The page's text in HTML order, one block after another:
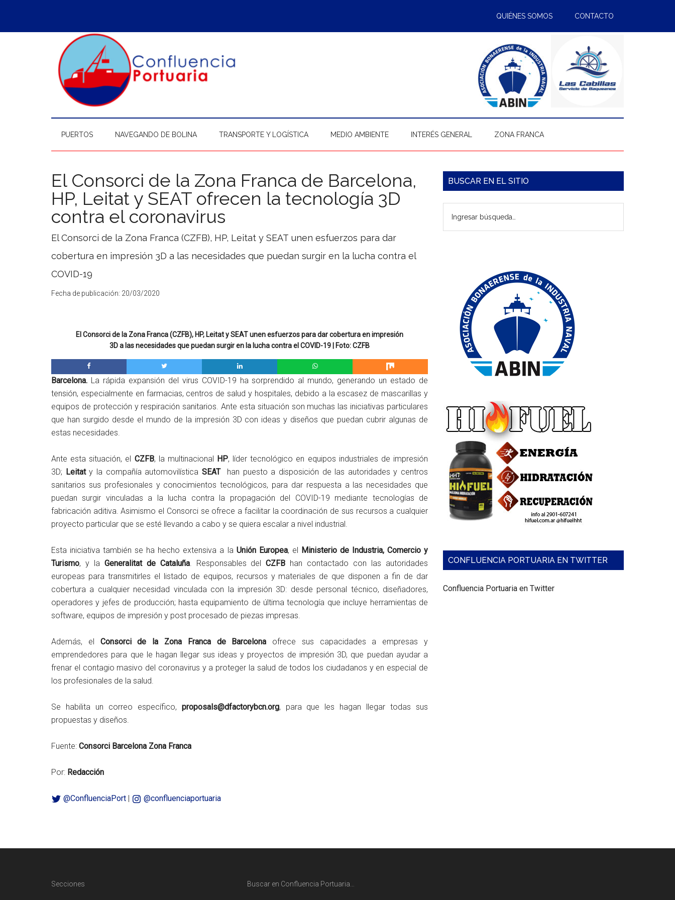
contenido
secondary
la
pie
QUIÉNES SOMOS CONTACTO
PUERTOS NAVEGANDO DE BOLINA TRANSPORTE Y LOGÍSTICA MEDIO AMBIENTE INTERÉS GENERAL ZONA FRANCA
El Consorci de la Zona Franca de Barcelona,
HP, Leitat y SEAT ofrecen la tecnología 3D
contra el coronavirus
El Consorci de la Zona Franca (CZFB), HP, Leitat y SEAT unen esfuerzos para dar
cobertura en impresión 3D a las necesidades que puedan surgir en la lucha contra el
COVID-19
Fecha de publicación: 20/03/2020
El Consorci de la Zona Franca (CZFB), HP, Leitat y SEAT unen esfuerzos para dar cobertura en impresión
3D a las necesidades que puedan surgir en la lucha contra el COVID-19 | Foto: CZFB
Barcelona. La rápida expansión del virus COVID-19 ha sorprendido al mundo, generando un estado de
tensión, especialmente en farmacias, centros de salud y hospitales, debido a la escasez de mascarillas y
equipos de protección y respiración sanitarios. Ante esta situación son muchas las iniciativas particulares
que han surgido desde el mundo de la impresión 3D con ideas y diseños que puedan cubrir algunas de
estas necesidades.
Ante esta situación, el CZFB, la multinacional HP, líder tecnológico en equipos industriales de impresión
3D; Leitaty la compañía automovilística SEAThan puesto a disposición de las autoridades y centros
sanitarios sus profesionales y conocimientos tecnológicos, para dar respuesta a las necesidades que
puedan surgir vinculadas a la lucha contra la propagación del COVID-19 mediante tecnologías de
fabricación aditiva. Asimismo el Consorci se ofrece a facilitar la coordinación de sus recursos a cualquier
proyecto particular que se esté llevando a cabo y se quiera escalar a nivel industrial.
Esta iniciativa también se ha hecho extensiva a la Unión Europea, el Ministerio de Industria, Comercio y
Turismo, y la Generalitat de Cataluña. Responsables delCZFB han contactado con las autoridades
europeas para transmitirles el listado de equipos, recursos y materiales de que disponen a fin de dar
cobertura a cualquier necesidad vinculada con la impresión 3D: desde personal técnico, diseñadores,
operadores y jefes de producción; hasta equipamiento de última tecnología que incluye herramientas de
software, equipos de impresión y post procesado de piezas impresas.
Además, el Consorci de la Zona Franca de Barcelona ofrece sus capacidades a empresas y
emprendedores para que le hagan llegar sus ideas y proyectos de impresión 3D, que puedan ayudar a
frenar el contagio masivo del coronavirus y a proteger la salud de todos los ciudadanos y en especial de
los profesionales de la salud.
Se habilita un correo específico, proposals@dfactorybcn.org, para que les hagan llegar todas sus
propuestas y diseños.
Fuente: Consorci Barcelona Zona Franca
Por: Redacción
@ConfluenciaPort | @confluenciaportuaria
Barra
principal
BUSCAR EN EL SITIO
búsqueda…
CONFLUENCIA PORTUARIA EN TWITTER
Confluencia Portuaria en Twitter
Secciones Buscar en Confluencia Portuaria…